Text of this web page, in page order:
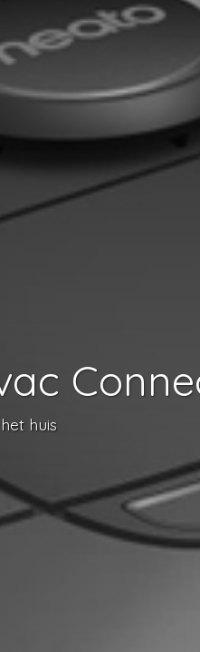
huis